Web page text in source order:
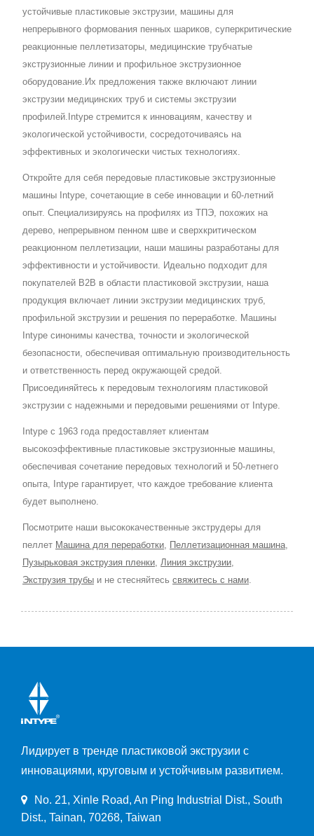
устойчивые пластиковые экструзии, машины для
непрерывного формования пенных шариков, суперкритические
реакционные пеллетизаторы, медицинские трубчатые
экструзионные линии и профильное экструзионное
оборудование.Их предложения также включают линии
экструзии медицинских труб и системы экструзии
профилей.Intype стремится к инновациям, качеству и
экологической устойчивости, сосредоточиваясь на
эффективных и экологически чистых технологиях.
Откройте для себя передовые пластиковые экструзионные
машины Intype, сочетающие в себе инновации и 60-летний
опыт. Специализируясь на профилях из ТПЭ, похожих на
дерево, непрерывном пенном шве и сверхкритическом
реакционном пеллетизации, наши машины разработаны для
эффективности и устойчивости. Идеально подходит для
покупателей B2B в области пластиковой экструзии, наша
продукция включает линии экструзии медицинских труб,
профильной экструзии и решения по переработке. Машины
Intype синонимы качества, точности и экологической
безопасности, обеспечивая оптимальную производительность
и ответственность перед окружающей средой.
Присоединяйтесь к передовым технологиям пластиковой
экструзии с надежными и передовыми решениями от Intype.
Intype с 1963 года предоставляет клиентам
высокоэффективные пластиковые экструзионные машины,
обеспечивая сочетание передовых технологий и 50-летнего
опыта, Intype гарантирует, что каждое требование клиента
будет выполнено.
Посмотрите наши высококачественные экструдеры для
пеллет Машина для переработки Пеллетизационная машина
Пузырьковая экструзия пленки Линия экструзии
Экструзия трубы и не стесняйтесь свяжитесь с нами
Лидирует в тренде пластиковой экструзии с
инновациями, круговым и устойчивым развитием.
No. 21, Xinle Road, An Ping Industrial Dist., South
Dist., Tainan, 70268, Taiwan